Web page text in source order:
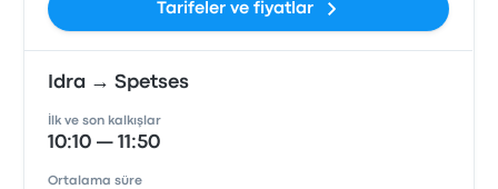
Tarifeler ve fiyatlar
Idra → Spetses
İlk ve son kalkışlar
10:10 — 11:50
Ortalama süre